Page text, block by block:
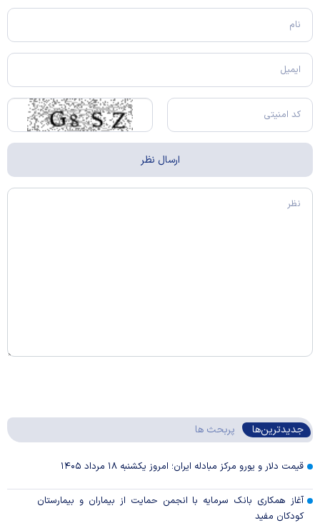
جدیدترین‌ها پربحث ها
قیمت دلار و یورو مرکز مبادله ایران؛ امروز یکشنبه ۱۸ مرداد ۱۴۰۵
آغاز همکاری بانک سرمایه با انجمن حمایت از بیماران و بیمارستان
کودکان مفید